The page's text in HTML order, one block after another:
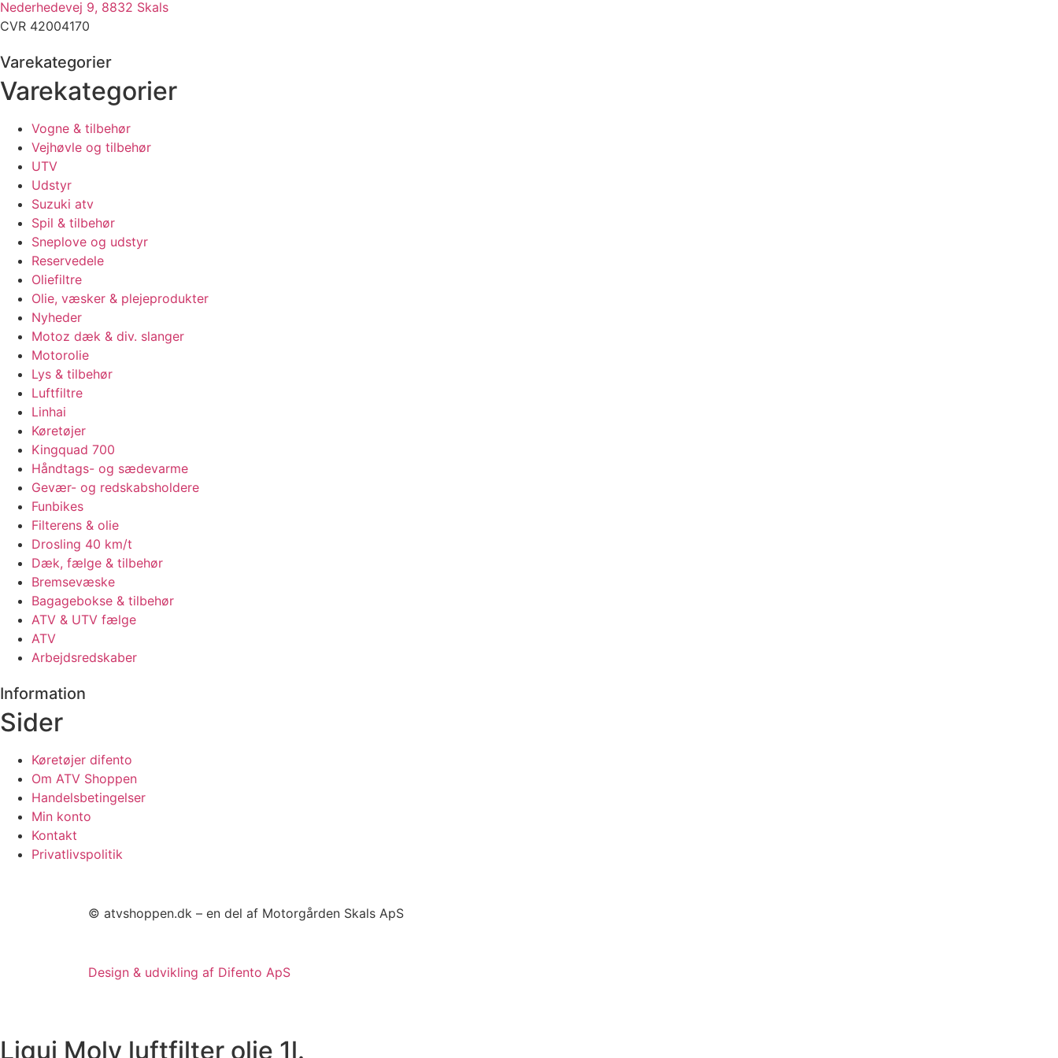
Nederhedevej 9, 8832 Skals
CVR 42004170
Varekategorier
Varekategorier
Vogne & tilbehør
Vejhøvle og tilbehør
UTV
Udstyr
Suzuki atv
Spil & tilbehør
Sneplove og udstyr
Reservedele
Oliefiltre
Olie, væsker & plejeprodukter
Nyheder
Motoz dæk & div. slanger
Motorolie
Lys & tilbehør
Luftfiltre
Linhai
Køretøjer
Kingquad 700
Håndtags- og sædevarme
Gevær- og redskabsholdere
Funbikes
Filterens & olie
Drosling 40 km/t
Dæk, fælge & tilbehør
Bremsevæske
Bagagebokse & tilbehør
ATV & UTV fælge
ATV
Arbejdsredskaber
Information
Sider
Køretøjer difento
Om ATV Shoppen
Handelsbetingelser
Min konto
Kontakt
Privatlivspolitik
© atvshoppen.dk – en del af Motorgården Skals ApS
Design & udvikling af Difento ApS
Liqui Moly luftfilter olie 1l.